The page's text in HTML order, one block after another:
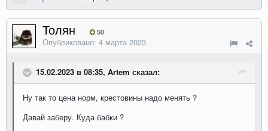
Толян 50
Опубликовано: 4 марта 2023
15.02.2023 в 08:35, Artem сказал:
Ну так то цена норм, крестовины надо менять ?
Давай заберу. Куда бабки ?